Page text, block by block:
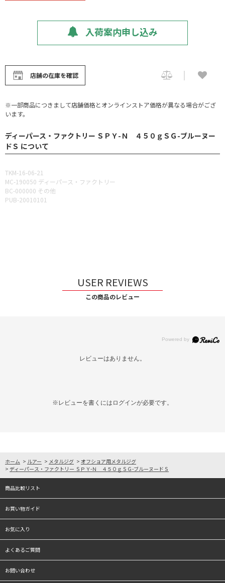
入荷案内申し込み
店舗の在庫を確認
※一部商品につきまして店舗価格とオンラインストア価格が異なる場合がござ
います。
ディーパース・ファクトリー ＳＰＹ-Ｎ ４５０ｇＳＧ-ブルーヌー
ドＳ について
TKM-16-06-21
MC-190050 ディーパース・ファクトリー
BC-000000 その他
PUB-20010101
USER REVIEWS
この商品のレビュー
レビューはありません。
※レビューを書くには ログインが必要です。
ホーム > ルアー > メタルジグ > オフショア用メタルジグ
> ディーパース・ファクトリー ＳＰＹ-Ｎ ４５０ｇＳＧ-ブルーヌードＳ
商品比較リスト
お買い物ガイド
お気に入り
よくあるご質問
お問い合わせ